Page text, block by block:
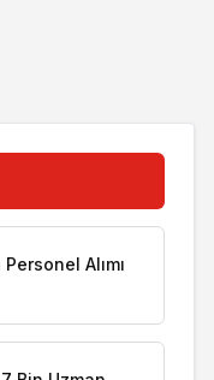
Alımı